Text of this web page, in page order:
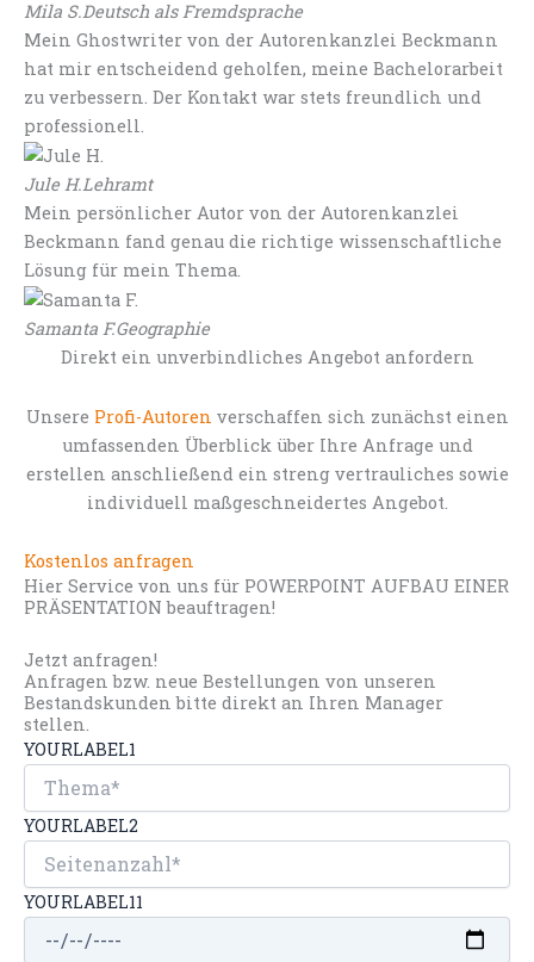
Mila S.Deutsch als Fremdsprache
Mein Ghostwriter von der Autorenkanzlei Beckmann
hat mir entscheidend geholfen, meine Bachelorarbeit
zu verbessern. Der Kontakt war stets freundlich und
professionell.
Jule H.Lehramt
Mein persönlicher Autor von der Autorenkanzlei
Beckmann fand genau die richtige wissenschaftliche
Lösung für mein Thema.
Samanta F.Geographie
Direkt ein unverbindliches Angebot anfordern
Unsere Profi-Autoren verschaffen sich zunächst einen
umfassenden Überblick über Ihre Anfrage und
erstellen anschließend ein streng vertrauliches sowie
individuell maßgeschneidertes Angebot.
Kostenlos anfragen
Hier Service von uns für POWERPOINT AUFBAU EINER
PRÄSENTATION beauftragen!
Jetzt anfragen!
Anfragen bzw. neue Bestellungen von unseren
Bestandskunden bitte direkt an Ihren Manager
stellen.
YOURLABEL1
YOURLABEL2
YOURLABEL11